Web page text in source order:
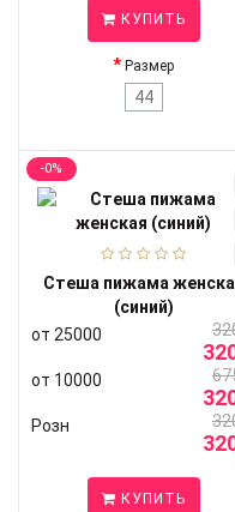
КУПИТЬ
Размер
44
-0%
Стеша пижама
(синий)
от 25000
от 10000
Розн
КУПИТЬ